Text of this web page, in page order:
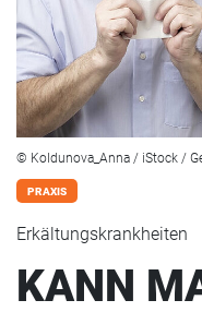
© Koldunova_Anna / iStock /
PRAXIS
Erkältungskrankheiten
KANN